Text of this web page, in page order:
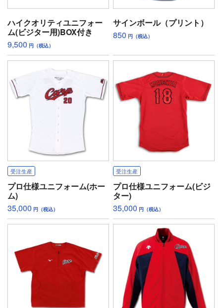
ハイクオリティユニフォー
ム(ビジター用)BOX付き
9,500 円（税込）
サインボール（プリント）
850 円（税込）
受注生産
プロ仕様ユニフォーム(ホー
ム)
35,000 円（税込）
受注生産
プロ仕様ユニフォーム(ビジ
ター)
35,000 円（税込）